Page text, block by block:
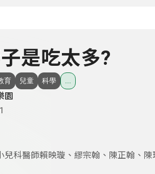
是吃太多?
育 兒童 科學
園
兒科醫師賴映璇、繆宗翰、陳正翰、陳